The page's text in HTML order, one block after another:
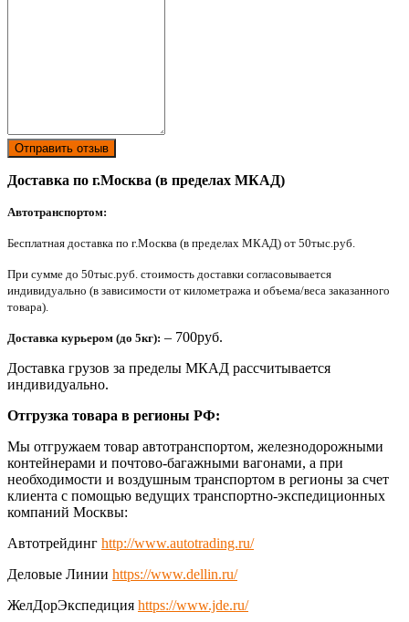
Отправить отзыв
Доставка по г.Москва (в пределах МКАД)
Автотранспортом:
Бесплатная доставка по г.Москва (в пределах МКАД) от 50тыс.руб.
При сумме до 50тыс.руб. стоимость доставки согласовывается
индивидуально (в зависимости от километража и объема/веса заказанного
товара).
Доставка курьером (до 5кг): – 700руб.
Доставка грузов за пределы МКАД рассчитывается
индивидуально.
Отгрузка товара в регионы РФ:
Мы отгружаем товар автотранспортом, железнодорожными
контейнерами и почтово-багажными вагонами, а при
необходимости и воздушным транспортом в регионы за счет
клиента с помощью ведущих транспортно-экспедиционных
компаний Москвы:
Автотрейдинг http://www.autotrading.ru/
Деловые Линии https://www.dellin.ru/
ЖелДорЭкспедиция https://www.jde.ru/